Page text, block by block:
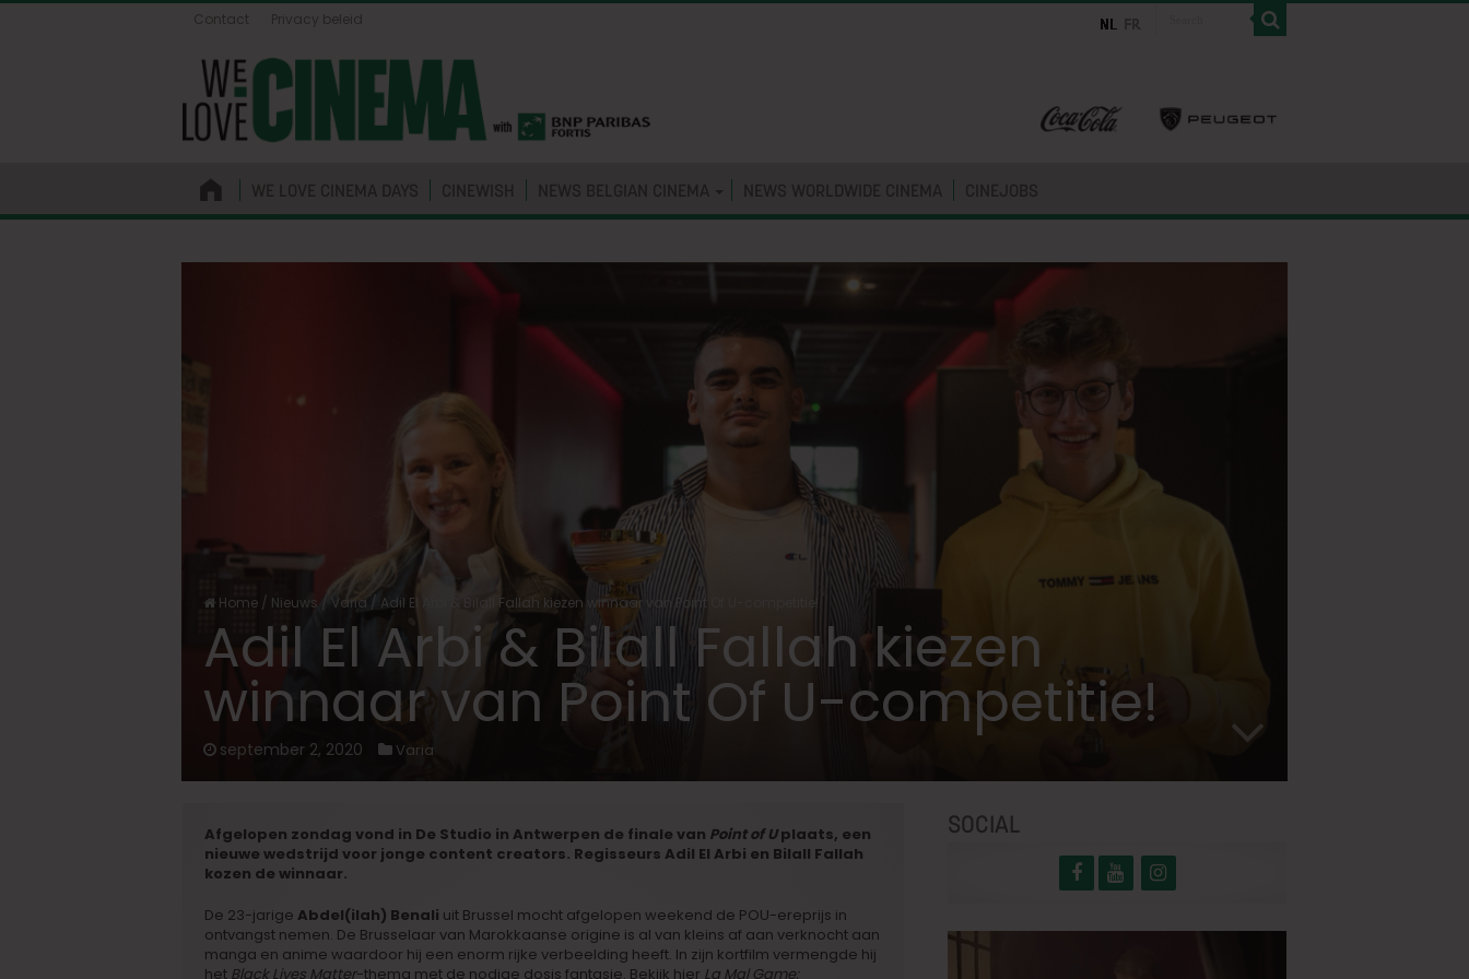
Contact Privacy beleid
WE LOVE CINEMA DAYS CINEWISH NEWS BELGIAN CINEMA NEWS WORLDWIDE CINEMA CINEJOBS
Home / Nieuws / Varia / Adil El Arbi & Bilall Fallah kiezen winnaar van Point Of U-competitie!
Adil El Arbi & Bilall Fallah kiezen
winnaar van Point Of U-competitie!
september 2, 2020 Varia
Afgelopen zondag vond in De Studio in Antwerpen de finale van Point of Uplaats, een
nieuwe wedstrijd voor jonge content creators. Regisseurs Adil El Arbi en Bilall Fallah
kozen de winnaar.
De 23-jarige Abdel(ilah) Benali uit Brussel mocht afgelopen weekend de POU-ereprijs in
ontvangst nemen. De Brusselaar van Marokkaanse origine is al van kleins af aan verknocht aan
manga en anime waardoor hij een enorm rijke verbeelding heeft. In zijn kortfilm vermengde hij
het Black Lives Matter-thema met de nodige dosis fantasie. Bekijk hier La Mal Game:
SOCIAL